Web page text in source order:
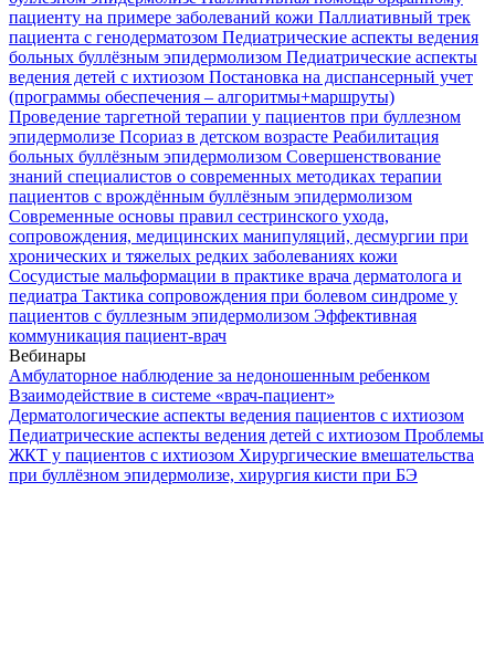
пациенту на примере заболеваний кожи Паллиативный трек
пациента с генодерматозом Педиатрические аспекты ведения
больных буллёзным эпидермолизом Педиатрические аспекты
ведения детей с ихтиозом Постановка на диспансерный учет
(программы обеспечения – алгоритмы+маршруты)
Проведение таргетной терапии у пациентов при буллезном
эпидермолизе Псориаз в детском возрасте Реабилитация
больных буллёзным эпидермолизом Совершенствование
знаний специалистов о современных методиках терапии
пациентов с врождённым буллёзным эпидермолизом
Современные основы правил сестринского ухода,
сопровождения, медицинских манипуляций, десмургии при
хронических и тяжелых редких заболеваниях кожи
Сосудистые мальформации в практике врача дерматолога и
педиатра Тактика сопровождения при болевом синдроме у
пациентов с буллезным эпидермолизом Эффективная
коммуникация пациент-врач
Вебинары
Амбулаторное наблюдение за недоношенным ребенком
Взаимодействие в системе «врач-пациент»
Дерматологические аспекты ведения пациентов с ихтиозом
Педиатрические аспекты ведения детей с ихтиозом Проблемы
ЖКТ у пациентов с ихтиозом Хирургические вмешательства
при буллёзном эпидермолизе, хирургия кисти при БЭ